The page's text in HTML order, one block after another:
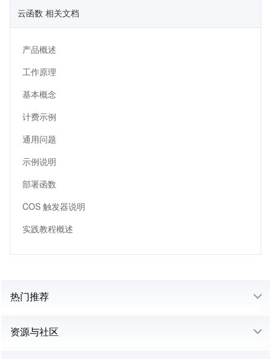
云函数 相关文档
产品概述
工作原理
基本概念
计费示例
通用问题
示例说明
部署函数
COS 触发器说明
实践教程概述
热门推荐
资源与社区